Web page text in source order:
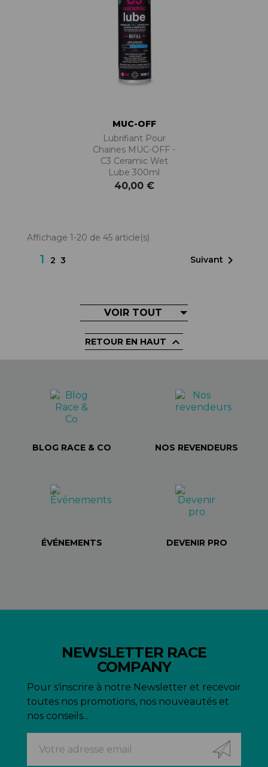
MUC-OFF
Lubrifiant Pour
Chaines MUC-OFF -
C3 Ceramic Wet
Lube 300ml
40,00 €
Affichage 1-20 de 45 article(s)
1 2 3 Suivant 
VOIR TOUT
RETOUR EN HAUT 
BLOG RACE & CO NOS REVENDEURS
ÉVÉNEMENTS DEVENIR PRO
NEWSLETTER RACE
COMPANY
Pour s'inscrire à notre Newsletter et recevoir
toutes nos promotions, nos nouveautés et
nos conseils...